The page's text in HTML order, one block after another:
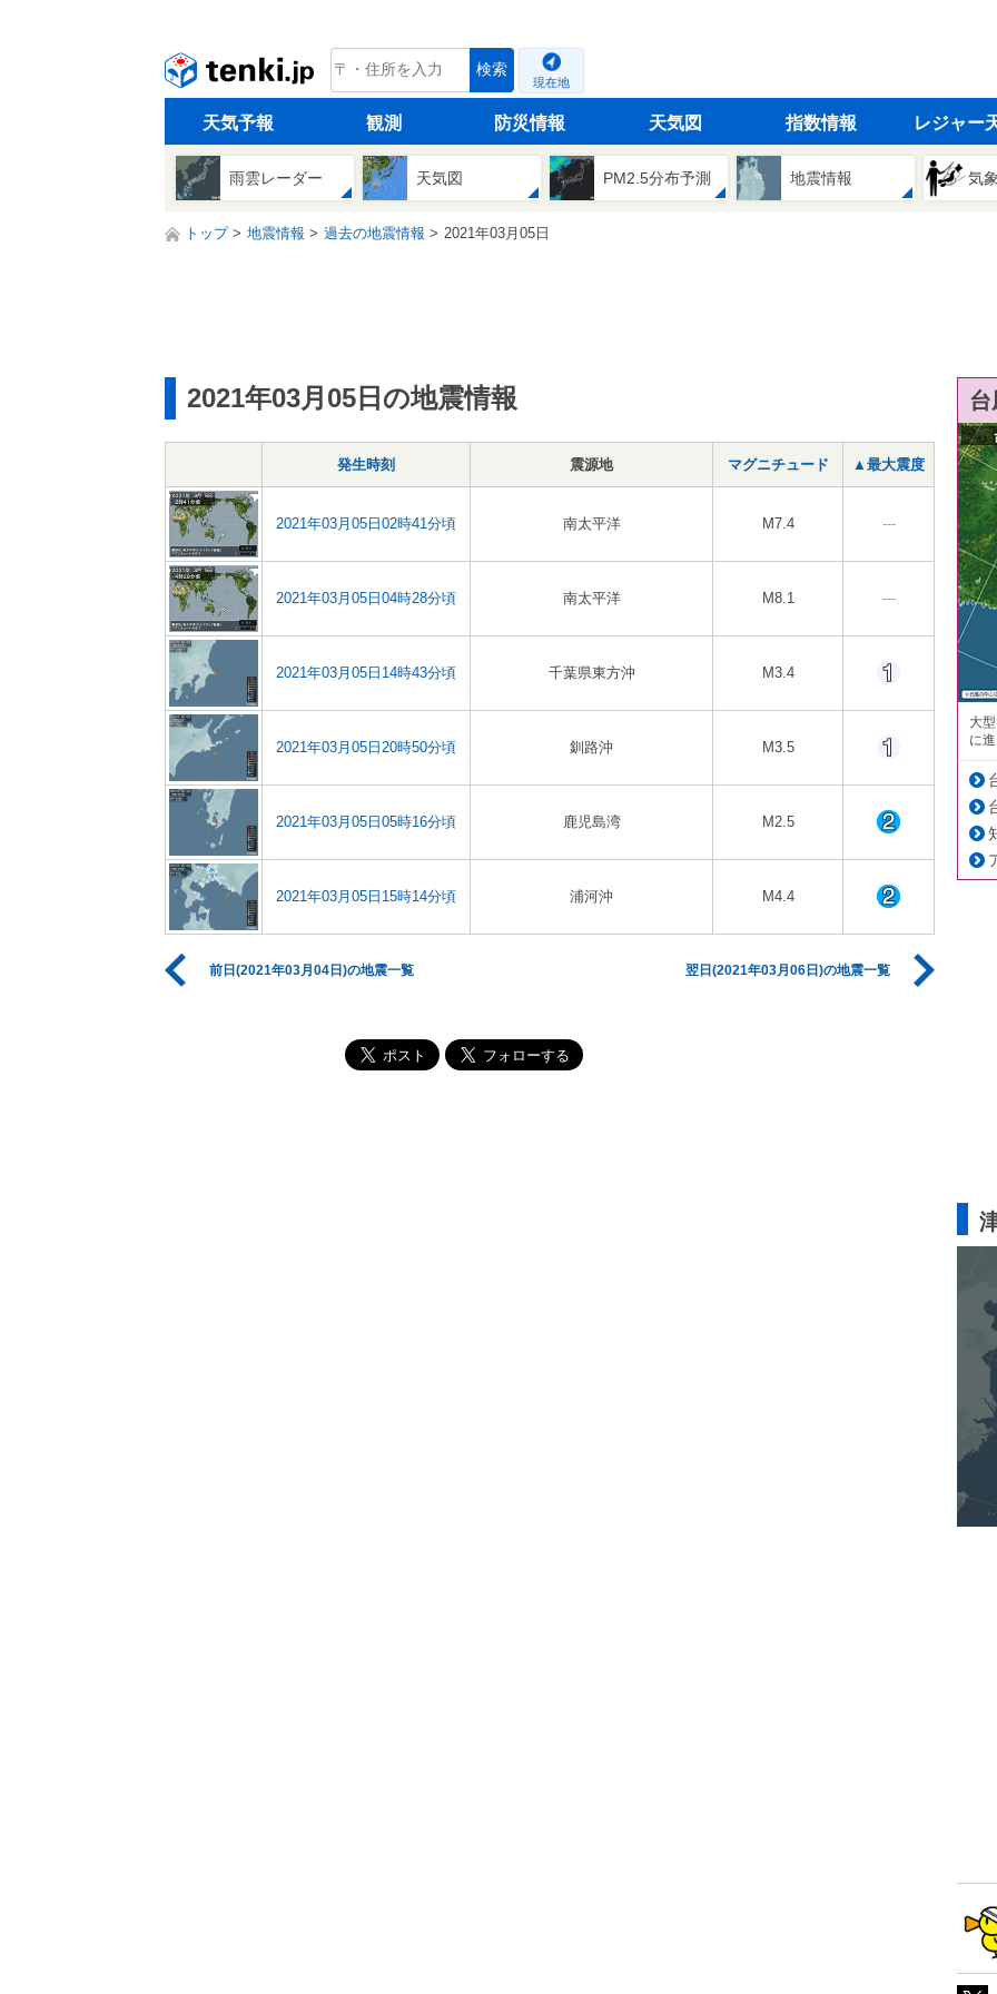
tenki.jp 検索
現在地
天気予報 観測 防災情報 天気図 指数情報 レジャー
雨雲レーダー 天気図 PM2.5分布予測 地震情報 気
トップ 地震情報 過去の地震情報 2021年03月05日
2021年03月05日の地震情報
発生時刻 震源地 マグニチュード ▲最大震度
2021年03月05日02時41分頃 南太平洋 M7.4 ---
2021年03月05日04時28分頃 南太平洋 M8.1 ---
2021年03月05日14時43分頃 千葉県東方沖 M3.4
2021年03月05日20時50分頃 釧路沖 M3.5
2021年03月05日05時16分頃 鹿児島湾 M2.5
2021年03月05日15時14分頃 浦河沖 M4.4
前日(2021年03月04日)の地震一覧 翌日(2021年03月06日)の地震一覧
大
に